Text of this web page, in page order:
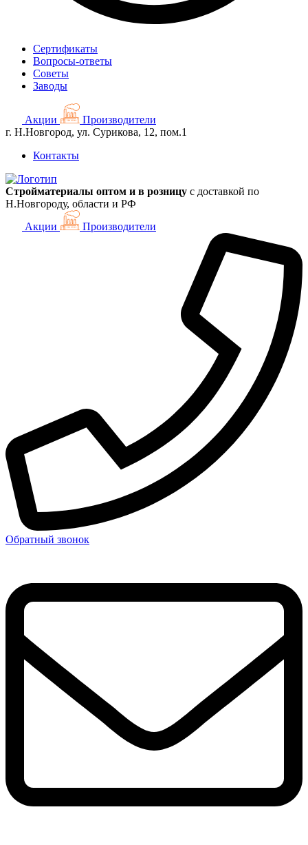
Сертификаты
Вопросы-ответы
Советы
Заводы
Акции
Производители
г. Н.Новгород, ул. Сурикова, 12, пом.1
Контакты
Стройматериалы оптом и в розницу с доставкой по
Н.Новгороду, области и РФ
Акции
Производители
Обратный звонок